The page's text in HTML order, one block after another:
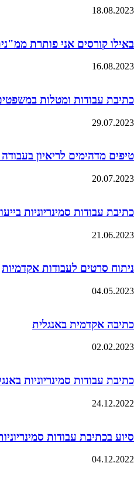
18.08.2023
באילו קורסים אני פותרת
16.08.2023
כתיבת עבודות ומטלות
29.07.2023
טיפים מדהימים לריאיון בעבודה
20.07.2023
כתיבת עבודות סמינריוניות
21.06.2023
ניתוח סרטים לעבודות אקדמיות
04.05.2023
כתיבה אקדמית באנגלית
02.02.2023
כתיבת עבודות סמינריוניות
24.12.2022
סיוע בכתיבת עבודות
04.12.2022